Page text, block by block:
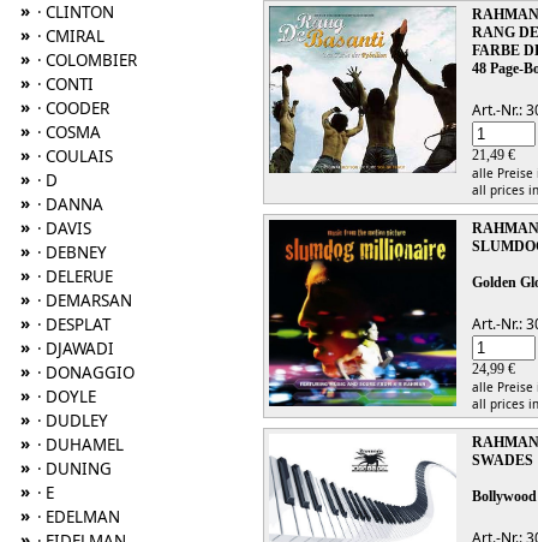
» · CLINTON
» · CMIRAL
» · COLOMBIER
» · CONTI
» · COODER
» · COSMA
» · COULAIS
» · D
» · DANNA
» · DAVIS
» · DEBNEY
» · DELERUE
» · DEMARSAN
» · DESPLAT
» · DJAWADI
» · DONAGGIO
» · DOYLE
» · DUDLEY
» · DUHAMEL
» · DUNING
» · E
» · EDELMAN
RANG
FARBE
48 Page-
Art.-Nr.:
21,49 €
alle
all prices
Golden
Art.-Nr.:
24,99 €
alle
all prices
SWADES
Bollywood
Art.-Nr.: